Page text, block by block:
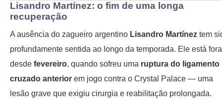
Lisandro Martínez: o fim de uma longa
recuperação
A ausência do zagueiro argentino Lisandro Martínez tem
profundamente sentida ao longo da temporada. Ele está fora
desde fevereiro, quando sofreu uma ruptura do ligamento
cruzado anterior em jogo contra o Crystal Palace — uma
lesão grave que exigiu cirurgia e reabilitação prolongada.